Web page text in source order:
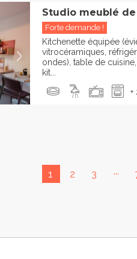
Studio meublé de
Forte demande !
Kitchenette équipée
vitrocéramiques,
ondes), table de
kit...
+
1 2 3 ...